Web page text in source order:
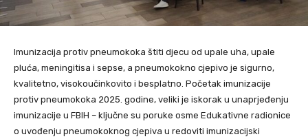
Imunizacija protiv pneumokoka štiti djecu od upale uha, upale
pluća, meningitisa i sepse, a pneumokokno cjepivo je sigurno,
kvalitetno, visokoučinkovito i besplatno. Početak imunizacije
protiv pneumokoka 2025. godine, veliki je iskorak u unaprjeđenju
imunizacije u FBIH – ključne su poruke osme Edukativne radionice
o uvođenju pneumokoknog cjepiva u redoviti imunizacijski